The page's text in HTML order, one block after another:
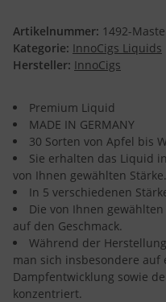
Artikelnummer: 1492-
Kategorie: InnoCigs Liquids
Hersteller: InnoCigs
Premium Liquid
MADE IN GERMANY
30 Sorten von Apfel bis
Sie erhalten das Liquid
von Ihnen gewählten Stärke.
In 5 verschiedenen
Die von Ihnen
auf den Geschmack.
Während der
man sich insbesondere auf
Dampfentwicklung sowie
konzentriert.